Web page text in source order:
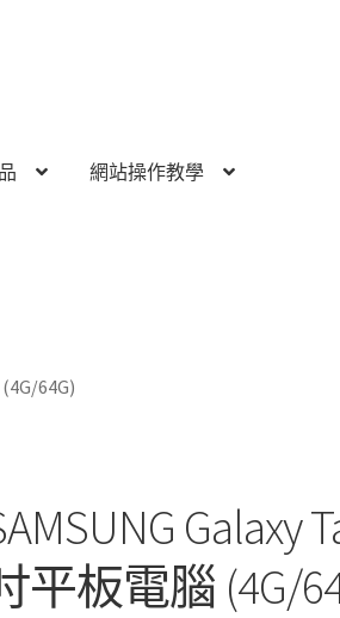
網站操作教學
64G)
Galaxy
平板電腦 (4G/